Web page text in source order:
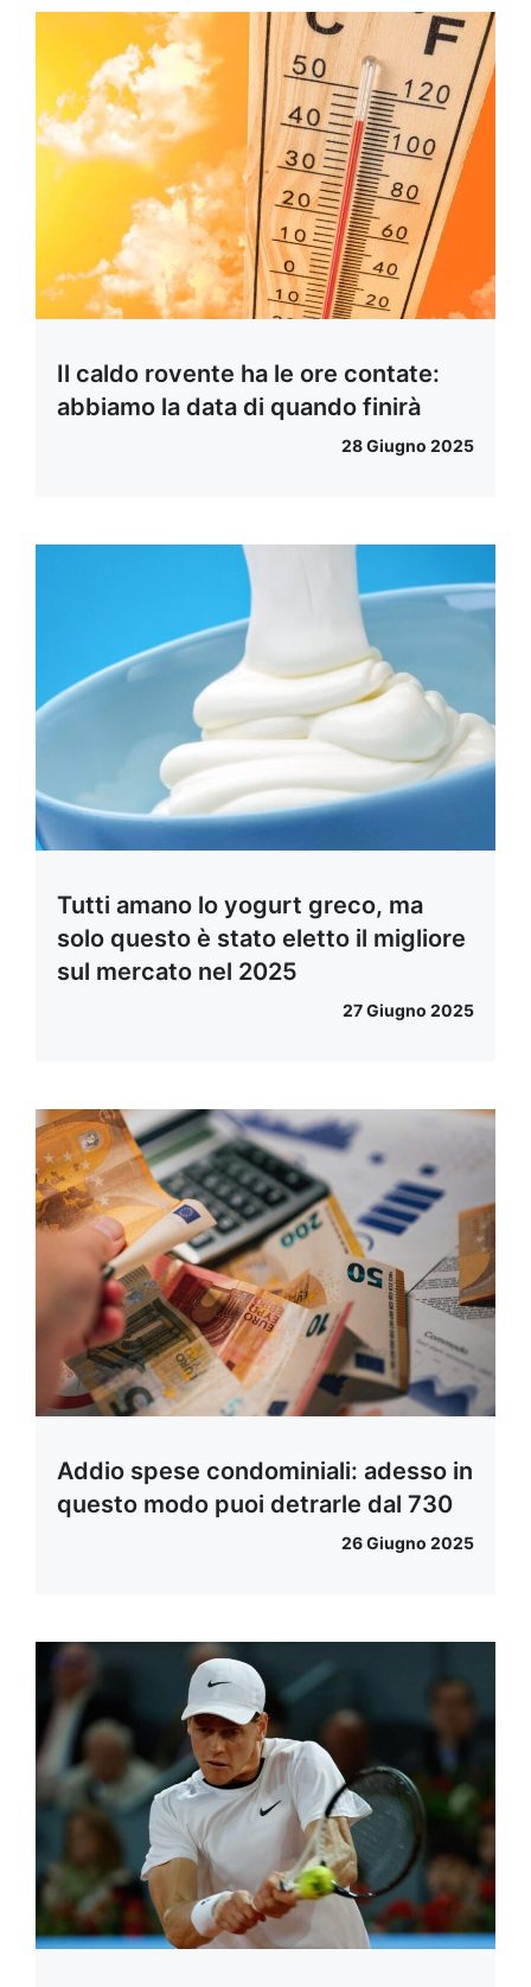
Il caldo rovente ha le ore contate:
abbiamo la data di quando finirà
28 Giugno 2025
Tutti amano lo yogurt greco, ma
solo questo è stato eletto il migliore
sul mercato nel 2025
27 Giugno 2025
Addio spese condominiali: adesso in
questo modo puoi detrarle dal 730
26 Giugno 2025